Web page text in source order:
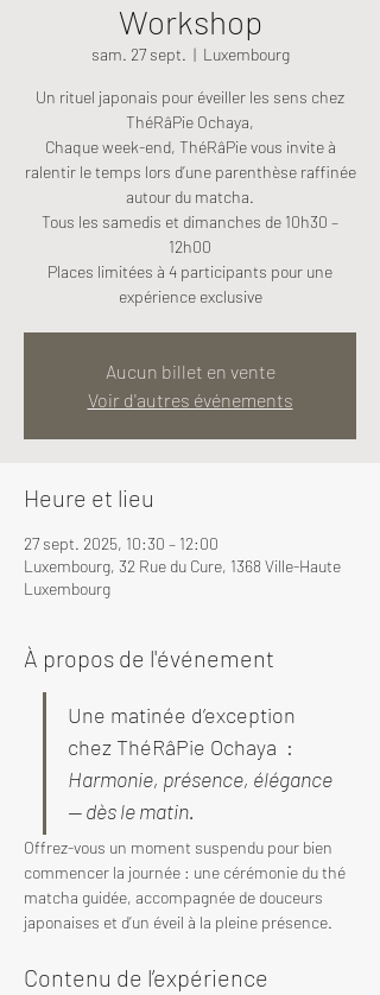
Workshop
sam. 27 sept.
  |
Luxembourg
Un rituel japonais pour éveiller les sens chez
ThéRâPie Ochaya,
Chaque week-end, ThéRâPie vous invite à
ralentir le temps lors d’une parenthèse raffinée
autour du matcha.
Tous les samedis et dimanches de 10h30 –
12h00
Places limitées à 4 participants pour une
expérience exclusive
Aucun billet en vente
Voir d'autres événements
Heure et lieu
27 sept. 2025, 10:30 – 12:00
Luxembourg, 32 Rue du Cure, 1368 Ville-Haute
Luxembourg
À propos de l'événement
Une matinée d’exception
chez ThéRâPie Ochaya  :
Harmonie, présence, élégance
— dès le matin.
Offrez-vous un moment suspendu pour bien
commencer la journée : une cérémonie du thé
matcha guidée, accompagnée de douceurs
japonaises et d’un éveil à la pleine présence.
Contenu de l’expérience